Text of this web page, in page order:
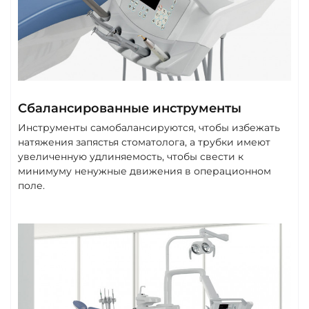
Сбалансированные инструменты
Инструменты самобалансируются, чтобы избежать
натяжения запястья стоматолога, а трубки имеют
увеличенную удлиняемость, чтобы свести к
минимуму ненужные движения в операционном
поле.